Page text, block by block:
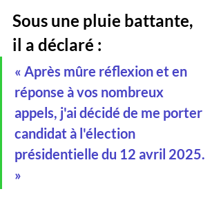
Sous une pluie battante,
il a déclaré :
« Après mûre réflexion et en
réponse à vos nombreux
appels, j'ai décidé de me porter
candidat à l'élection
présidentielle du 12 avril 2025.
»